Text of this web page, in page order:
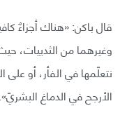
قال باكن: «هناك أجزاءٌ
وغيرهما من الثدييات،
نتعلّمها في الفأر، أو
الأرجح في الدماغ البشريّ».